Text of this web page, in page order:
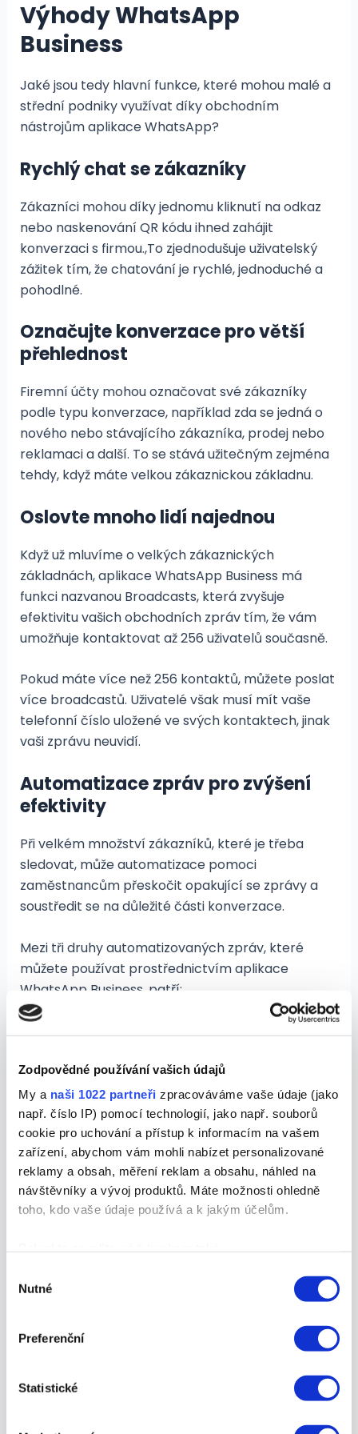
Zodpovědné používání vašich údajů
My a naši 1022 partneři zpracováváme vaše údaje (jako
např. číslo IP) pomocí technologií, jako např. souborů
cookie pro uchování a přístup k informacím na vašem
zařízení, abychom vám mohli nabízet personalizované
reklamy a obsah, měření reklam a obsahu, náhled na
návštěvníky a vývoj produktů. Máte možnosti ohledně
toho, kdo vaše údaje používá a k jakým účelům.
poloze, které mohou být přesné na několik metrů
skenování pro konkrétní charakteristiky (otisk prstu)
Zjistěte více o tom, jak zpracováváme vaše osobní
Svůj souhlas můžete kdykoliv změnit nebo odvolat v
souhlasu
Nutné
Preferenční
Statistické
Výhody WhatsApp
Business
Jaké jsou tedy hlavní funkce, které mohou malé a
střední podniky využívat díky obchodním
nástrojům aplikace WhatsApp?
Rychlý chat se zákazníky
Zákazníci mohou díky jednomu kliknutí na odkaz
nebo naskenování QR kódu ihned zahájit
konverzaci s firmou.,To zjednodušuje uživatelský
zážitek tím, že chatování je rychlé, jednoduché a
pohodlné.
Označujte konverzace pro větší
přehlednost
Firemní účty mohou označovat své zákazníky
podle typu konverzace, například zda se jedná o
nového nebo stávajícího zákazníka, prodej nebo
reklamaci a další. To se stává užitečným zejména
tehdy, když máte velkou zákaznickou základnu.
Oslovte mnoho lidí najednou
Když už mluvíme o velkých zákaznických
základnách, aplikace WhatsApp Business má
funkci nazvanou Broadcasts, která zvyšuje
efektivitu vašich obchodních zpráv tím, že vám
umožňuje kontaktovat až 256 uživatelů současně.
Pokud máte více než 256 kontaktů, můžete poslat
více broadcastů. Uživatelé však musí mít vaše
telefonní číslo uložené ve svých kontaktech, jinak
vaši zprávu neuvidí.
Automatizace zpráv pro zvýšení
efektivity
Při velkém množství zákazníků, které je třeba
sledovat, může automatizace pomoci
zaměstnancům přeskočit opakující se zprávy a
soustředit se na důležité části konverzace.
Mezi tři druhy automatizovaných zpráv, které
můžete používat prostřednictvím aplikace
WhatsApp Business, patří:
Uvítací zprávy
Můžete tak přivítat nové zákazníky nebo
odpovídat na nové konverzace, i když zrovna
nemůžete osobně odpovědět.
Odchozí zprávy
Zprávy s informacemi o hovorech, které se
objevily v telefonu, jsou určeny pro všechny
Rychlé odpovědi
Na základě běžných akcí nebo dotazů, abyste je
mohli zadávat do jednotlivých chatů, když
vaše pracovní doba?“ nebo „Jak dlouho obvykle